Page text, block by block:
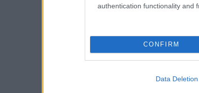
authentication functionality and
CONFIRM
Data Deletion